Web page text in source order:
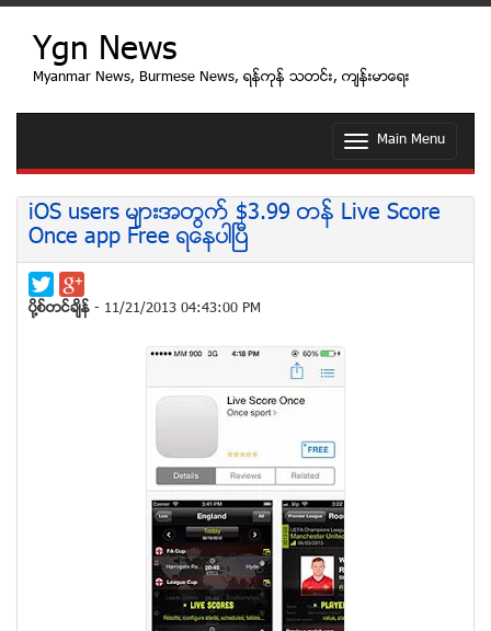
Ygn News
Myanmar News, Burmese News, ရန္ကုန္ သတင္း, က်န္းမာေရး
T
g
l
n
Main Menu
iOS users မ်ားအတြက္ $3.99 တန္ Live Score
Once app Free ရေနပါၿပီ
ပုိ႔စ္တင္ခ်ိန္ - 11/21/2013 04:43:00 PM